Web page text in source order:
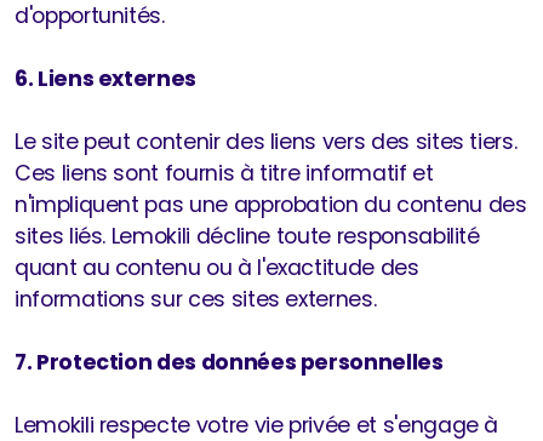
d'opportunités.​
6. Liens externes
Le site peut contenir des liens vers des sites tiers.
Ces liens sont fournis à titre informatif et
n'impliquent pas une approbation du contenu des
sites liés. Lemokili décline toute responsabilité
quant au contenu ou à l'exactitude des
informations sur ces sites externes.​
7. Protection des données personnelles
Lemokili respecte votre vie privée et s'engage à